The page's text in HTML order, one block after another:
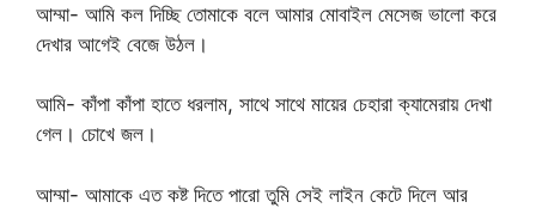
আম্মা- আমি কল দিচ্ছি তোমাকে বলে আমার মোবাইল মেসেজ ভালো করে
দেখার আগেই বেজে উঠল।
আমি- কাঁপা কাঁপা হাতে ধরলাম, সাথে সাথে মায়ের চেহারা ক্যামেরায় দেখা
গেল। চোখে জল।
আম্মা- আমাকে এত কষ্ট দিতে পারো তুমি সেই লাইন কেটে দিলে আর